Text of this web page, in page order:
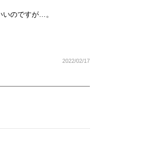
のですが…。
2022/02/17